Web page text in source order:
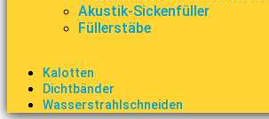
Akustik-Sickenfüller
Füllerstäbe
Kalotten
Dichtbänder
Wasserstrahlschneiden